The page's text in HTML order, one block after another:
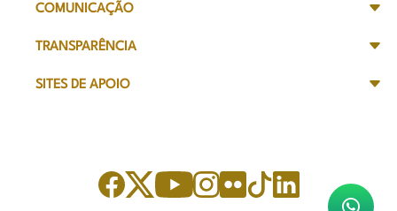
COMUNICAÇÃO
TRANSPARÊNCIA
SITES DE APOIO